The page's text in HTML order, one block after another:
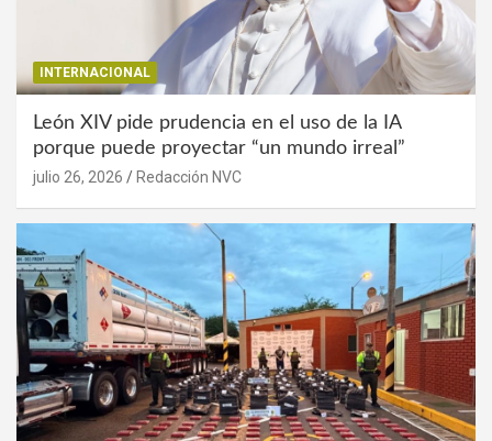
INTERNACIONAL
León XIV pide prudencia en el uso de la IA
porque puede proyectar “un mundo irreal”
julio 26, 2026 Redacción NVC